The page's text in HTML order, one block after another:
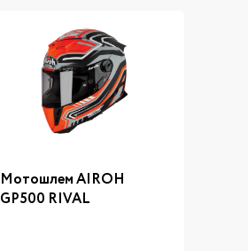
Мотошлем AIROH
GP500 RIVAL